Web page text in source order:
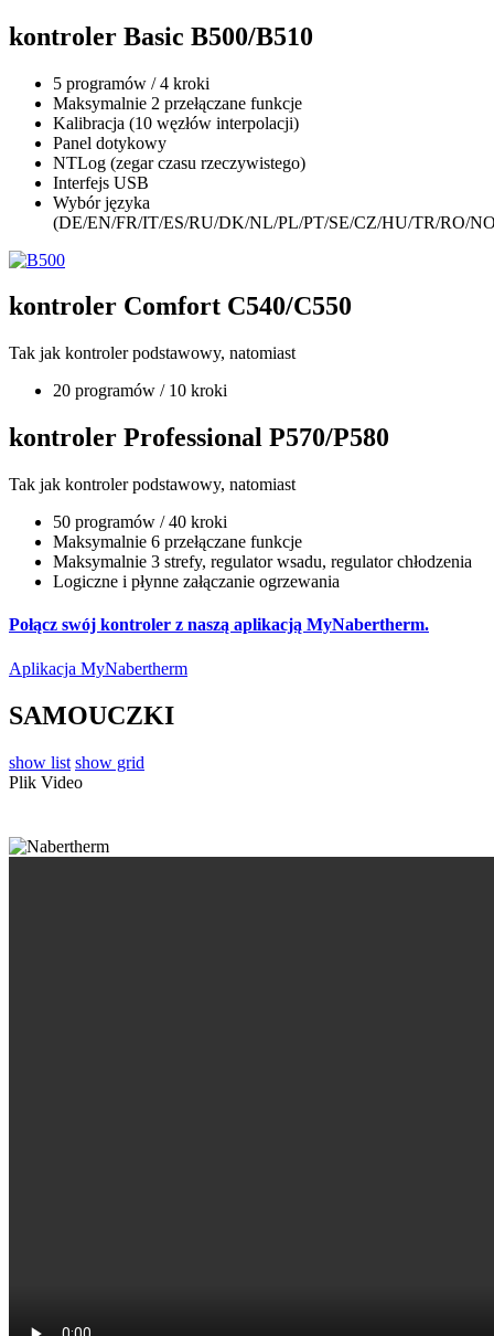
kontroler Basic B500/B510
5 programów / 4 kroki
Maksymalnie 2 przełączane funkcje
Kalibracja (10 węzłów interpolacji)
Panel dotykowy
NTLog (zegar czasu rzeczywistego)
Interfejs USB
Wybór języka
(DE/EN/FR/IT/ES/RU/DK/NL/PL/PT/SE/CZ/HU/TR/RO/
kontroler Comfort C540/C550
Tak jak kontroler podstawowy, natomiast
20 programów / 10 kroki
kontroler Professional P570/P580
Tak jak kontroler podstawowy, natomiast
50 programów / 40 kroki
Maksymalnie 6 przełączane funkcje
Maksymalnie 3 strefy, regulator wsadu, regulator chłodzenia
Logiczne i płynne załączanie ogrzewania
Połącz swój kontroler z naszą aplikacją MyNabertherm.
Aplikacja MyNabertherm
SAMOUCZKI
show list show grid
Plik Video